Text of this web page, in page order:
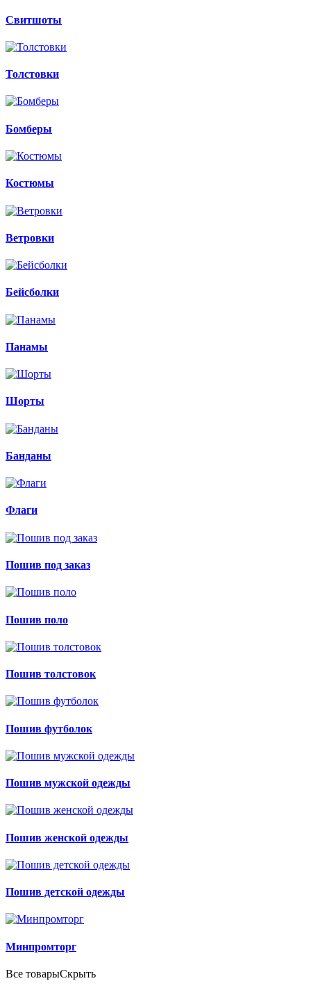
Свитшоты
Толстовки
Бомберы
Костюмы
Ветровки
Бейсболки
Панамы
Шорты
Банданы
Флаги
Пошив под заказ
Пошив поло
Пошив толстовок
Пошив футболок
Пошив мужской одежды
Пошив женской одежды
Пошив детской одежды
Минпромторг
Все товарыСкрыть